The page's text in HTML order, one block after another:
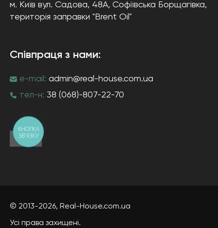
м. Київ вул. Садова, 48А, Софіївська Борщагівка,
територія заправки "Brent Oil"
Співпраця з нами:
e-mail: admin@real-house.com.ua
тел-н: 38 (068)-807-22-70
© 2013-2026, Real-House.com.ua
Усі права захищені.
КНОПКА
ЗВ'ЯЗКУ